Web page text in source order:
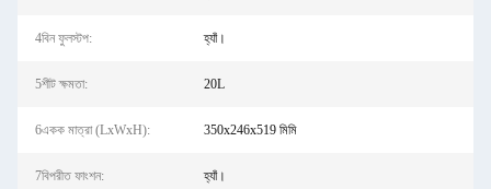
4বিন ফুলস্টপ: হ্যাঁ।
5শীট ক্ষমতা: 20L
6একক মাত্রা (LxWxH): 350x246x519 মিমি
7বিপরীত ফাংশন: হ্যাঁ।